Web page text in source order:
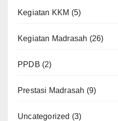
Kegiatan KKM (5)
Kegiatan Madrasah (26)
PPDB (2)
Prestasi Madrasah (9)
Uncategorized (3)